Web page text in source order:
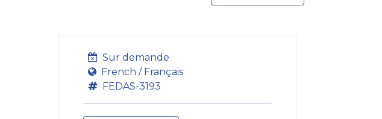
Sur demande
French / Français
FEDAS-3193